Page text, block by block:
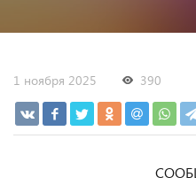
1 ноября 2025 390